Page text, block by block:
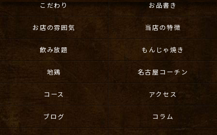
こだわり お品書き
お店の雰囲気 当店の特徴
飲み放題 もんじゃ焼き
地鶏 名古屋コーチン
コース アクセス
ブログ コラム